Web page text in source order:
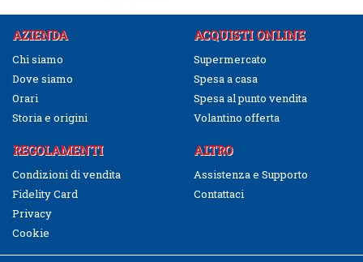
AZIENDA
Chi siamo
Dove siamo
Orari
Storia e origini
ACQUISTI ONLINE
Supermercato
Spesa a casa
Spesa al punto vendita
Volantino offerta
REGOLAMENTI
Condizioni di vendita
Fidelity Card
Privacy
Cookie
ALTRO
Assistenza e Supporto
Contattaci